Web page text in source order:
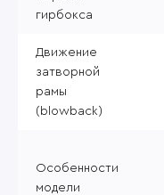
гирбокса
Движение
затворной
рамы
(blowback)
Особенности
модели